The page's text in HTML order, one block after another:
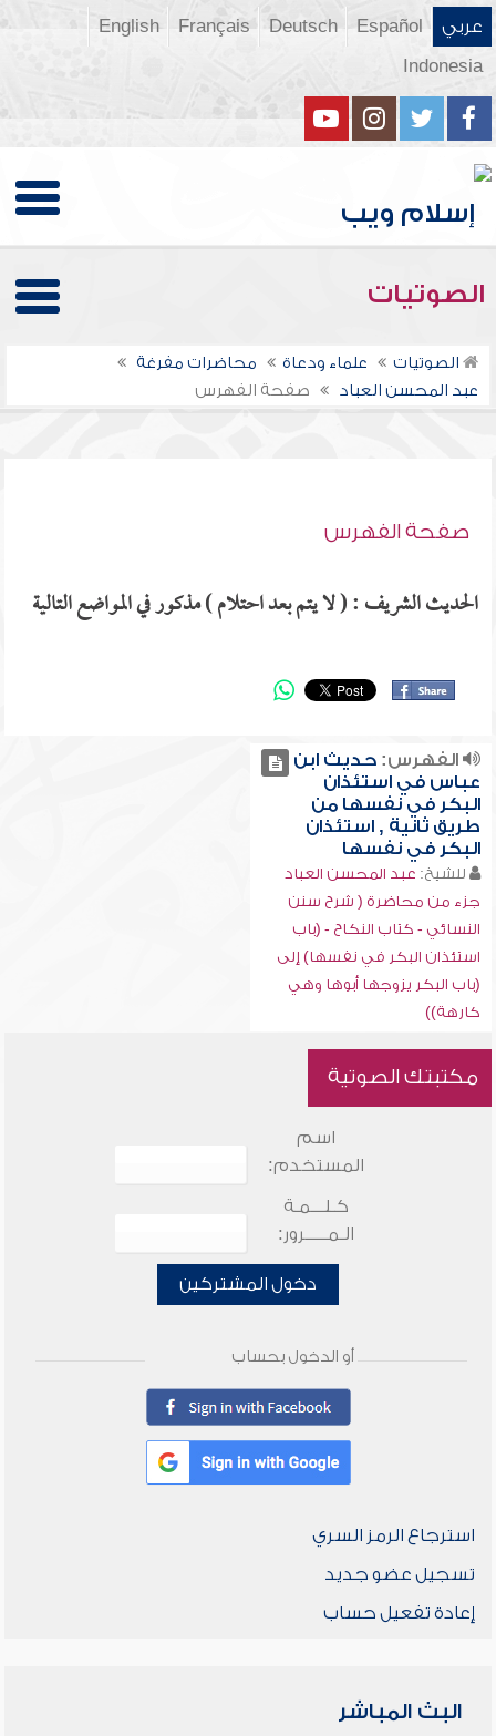
عربي Español
Deutsch
Français
English
Indonesia
الصوتيات
الصوتيات علماء ودعاة
محاضرات مفرغة
عبد المحسن العباد
صفحة الفهرس
صفحة الفهرس
الحديث الشريف : ( لا يتم بعد احتلام ) مذكور في المواضع التالية
الفهرس:حديث ابن
عباس في استئذان
البكر في نفسها من
طريق ثانية , استئذان
البكر في نفسها
للشيخ: عبد المحسن العباد
جزء من محاضرة ( شرح سنن
النسائي - كتاب النكاح - (باب
استئذان البكر في نفسها) إلى
(باب البكر يزوجها أبوها وهي
كارهة))
مكتبتك الصوتية
اسم
المستخدم:
كـلـــمـة
الـمـــــرور:
دخول المشتركين
أو الدخول بحساب
استرجاع الرمز السري
تسجيل عضو جديد
إعادة تفعيل حساب
البث المباشر